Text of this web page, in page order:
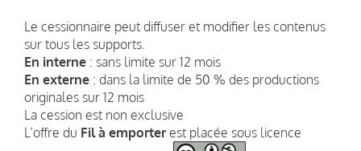
Le cessionnaire peut diffuser et modifier les contenus
sur tous les supports.
En interne : sans limite sur 12 mois
En externe : dans la limite de 50 % des productions
originales sur 12 mois
La cession est non exclusive
L’offre du Fil à emporter est placée sous licence